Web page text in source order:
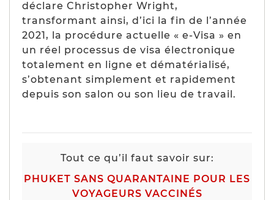
déclare Christopher Wright,
transformant ainsi, d’ici la fin de l’année
2021, la procédure actuelle « e-Visa » en
un réel processus de visa électronique
totalement en ligne et dématérialisé,
s’obtenant simplement et rapidement
depuis son salon ou son lieu de travail.
Tout ce qu’il faut savoir sur:
PHUKET SANS QUARANTAINE POUR LES
VOYAGEURS VACCINÉS